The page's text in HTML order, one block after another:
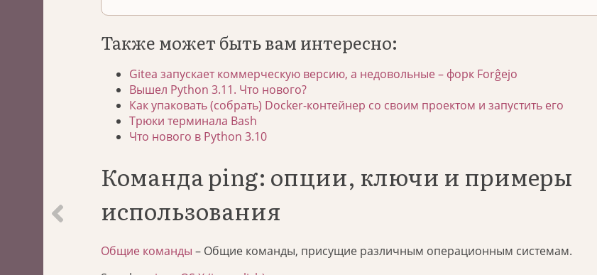
Также может быть вам интересно:
Gitea запускает коммерческую версию, а недовольные – форк Forĝejo
Вышел Python 3.11. Что нового?
Как упаковать (собрать) Docker-контейнер со своим проектом и запустить его
Трюки терминала Bash
Что нового в Python 3.10
Команда ping: опции, ключи и примеры
использования
Общие команды – Общие команды, присущие различным операционным системам.